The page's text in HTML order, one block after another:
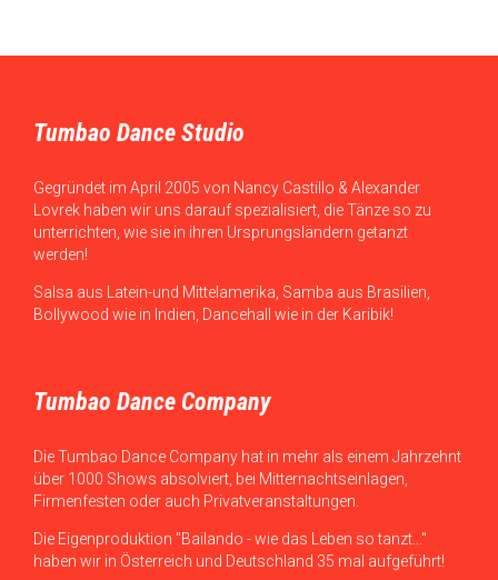
Tumbao Dance Studio
Gegründet im April 2005 von Nancy Castillo & Alexander
Lovrek haben wir uns darauf spezialisiert, die Tänze so zu
unterrichten, wie sie in ihren Ursprungsländern getanzt
werden!
Salsa aus Latein-und Mittelamerika, Samba aus Brasilien,
Bollywood wie in Indien, Dancehall wie in der Karibik!
Tumbao Dance Company
Die Tumbao Dance Company hat in mehr als einem Jahrzehnt
über 1000 Shows absolviert, bei Mitternachtseinlagen,
Firmenfesten oder auch Privatveranstaltungen.
Die Eigenproduktion "Bailando - wie das Leben so tanzt..."
haben wir in Österreich und Deutschland 35 mal aufgeführt!